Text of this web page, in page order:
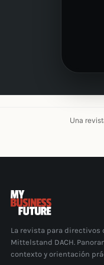
Una
La revista para directivos
Mittelstand DACH.
contexto y orientación